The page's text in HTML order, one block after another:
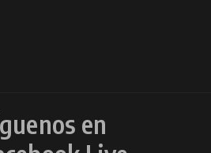
en